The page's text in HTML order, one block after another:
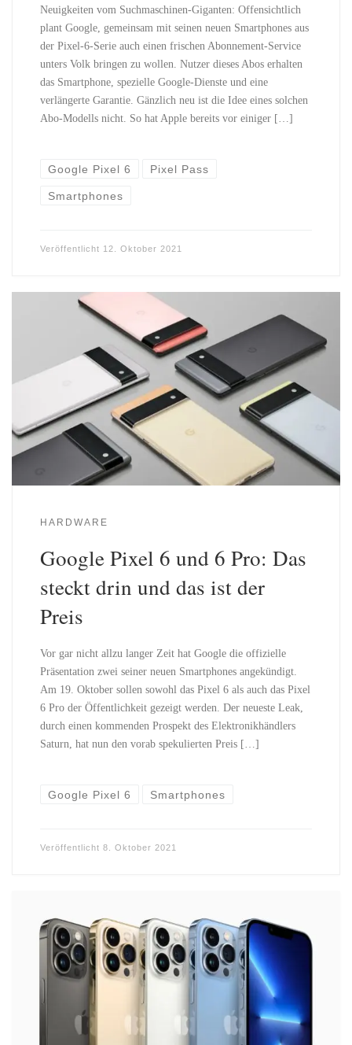
Neuigkeiten vom Suchmaschinen-Giganten: Offensichtlich
plant Google, gemeinsam mit seinen neuen Smartphones aus
der Pixel-6-Serie auch einen frischen Abonnement-Service
unters Volk bringen zu wollen. Nutzer dieses Abos erhalten
das Smartphone, spezielle Google-Dienste und eine
verlängerte Garantie. Gänzlich neu ist die Idee eines solchen
Abo-Modells nicht. So hat Apple bereits vor einiger […]
Google Pixel 6 Pixel Pass
Smartphones
Veröffentlicht 12. Oktober 2021
HARDWARE
Google Pixel 6 und 6 Pro: Das
steckt drin und das ist der
Preis
Vor gar nicht allzu langer Zeit hat Google die offizielle
Präsentation zwei seiner neuen Smartphones angekündigt.
Am 19. Oktober sollen sowohl das Pixel 6 als auch das Pixel
6 Pro der Öffentlichkeit gezeigt werden. Der neueste Leak,
durch einen kommenden Prospekt des Elektronikhändlers
Saturn, hat nun den vorab spekulierten Preis […]
Google Pixel 6 Smartphones
Veröffentlicht 8. Oktober 2021